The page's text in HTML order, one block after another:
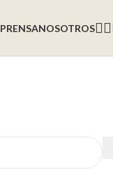
PRENSANOSOTROS